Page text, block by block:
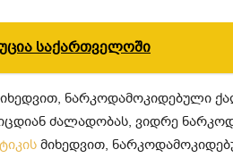
საქართველოში
ნარკოდამოკიდებული
ძალადობას, ვიდრე
მიხედვით,